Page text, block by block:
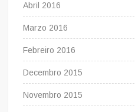
Abril 2016
Marzo 2016
Febreiro 2016
Decembro 2015
Novembro 2015